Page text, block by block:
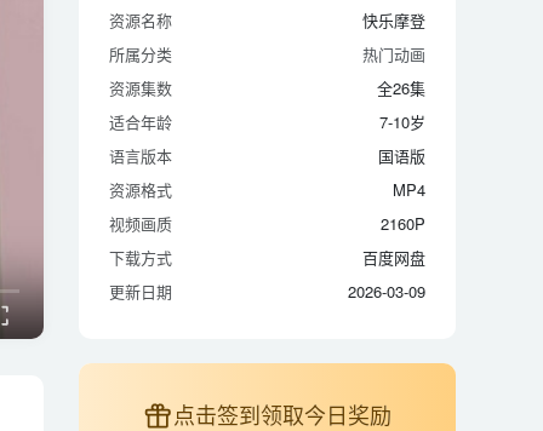
所属分类
热门动画
资源集数
全26集
适合年龄
7-10岁
语言版本
国语版
资源格式
MP4
视频画质
2160P
下载方式
百度网盘
更新日期
2026-03-09
资源名称
快乐摩登
所属分类
热门动画
资源集数
全26集
适合年龄
7-10岁
语言版本
国语版
资源格式
MP4
视频画质
2160P
下载方式
百度网盘
更新日期
2026-03-09
点击签到领取今日奖励